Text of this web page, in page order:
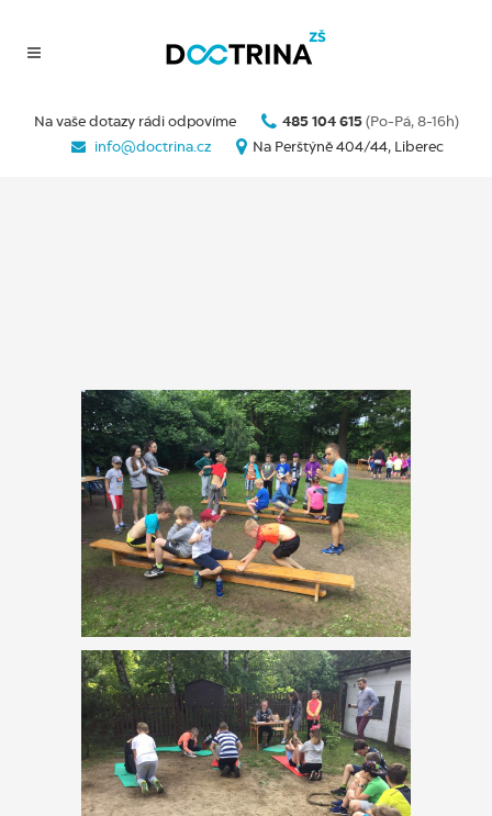
Na vaše dotazy rádi odpovíme 485 104 615 (Po-Pá, 8-16h)
info@doctrina.cz
Na Perštýně 404/44, Liberec